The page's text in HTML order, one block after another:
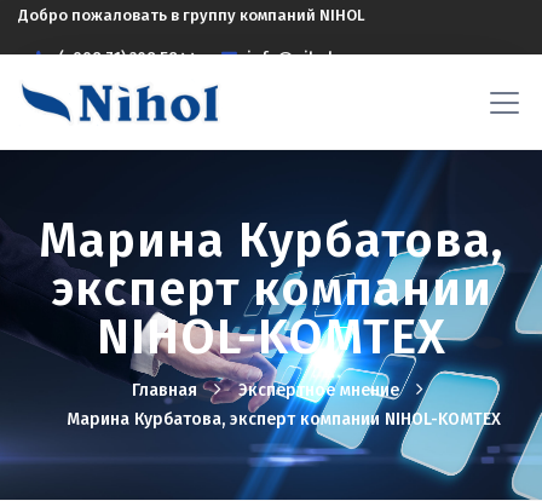
Добро пожаловать в группу компаний NIHOL
(+998 71) 208 5844 info@nihol.uz
Марина Курбатова,
эксперт компании
NIHOL-KOMTEX
Главная
Экспертное мнение
Марина Курбатова, эксперт компании NIHOL-KOMTEX